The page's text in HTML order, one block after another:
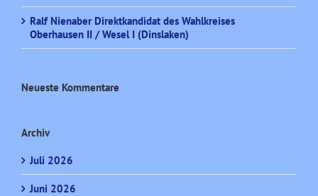
Ralf Nienaber Direktkandidat des Wahlkreises
Oberhausen II / Wesel I (Dinslaken)
Neueste Kommentare
Archiv
Juli 2026
Juni 2026